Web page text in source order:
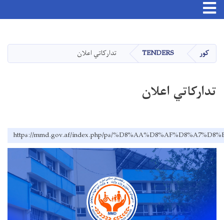
دانګل
کور TENDERS تدارکاتي اعلان
تدارکاتي اعلان
https://mmd.gov.af/index.php/ps/